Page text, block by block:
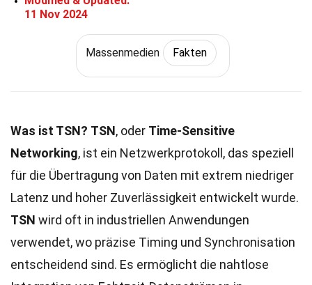
11 Nov 2024
Massenmedien Fakten
Was ist TSN? TSN, oder Time-Sensitive
Networking, ist ein Netzwerkprotokoll, das speziell
für die Übertragung von Daten mit extrem niedriger
Latenz und hoher Zuverlässigkeit entwickelt wurde.
TSN wird oft in industriellen Anwendungen
verwendet, wo präzise Timing und Synchronisation
entscheidend sind. Es ermöglicht die nahtlose